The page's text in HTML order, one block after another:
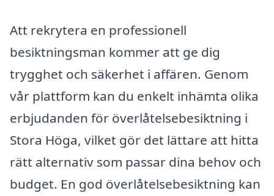
Att rekrytera en professionell
besiktningsman kommer att ge dig
trygghet och säkerhet i affären. Genom
vår plattform kan du enkelt inhämta olika
erbjudanden för överlåtelsebesiktning i
Stora Höga, vilket gör det lättare att hitta
rätt alternativ som passar dina behov och
budget. En god överlåtelsebesiktning kan